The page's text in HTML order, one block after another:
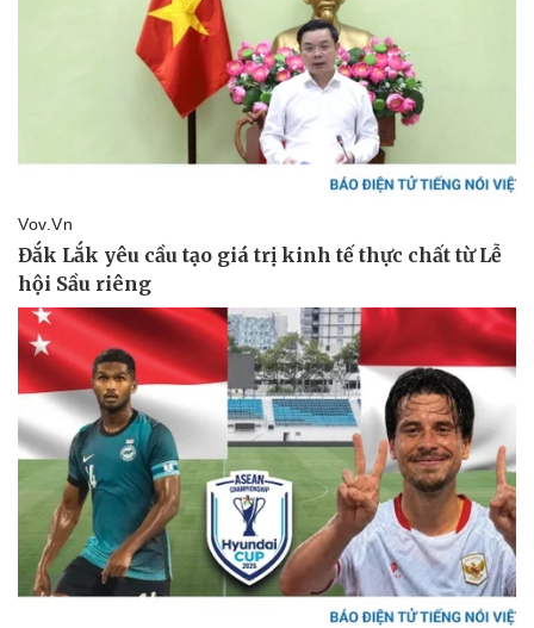
Dinh dưỡng - món ngon
Phòng mạch online
Ăn sạch sống khỏe
Đời sống
Nhà đẹp
Blog
Tình yêu - Gia đình